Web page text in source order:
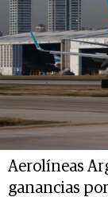
Aerolíneas
ganancias